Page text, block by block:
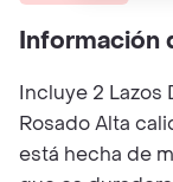
Información
Incluye 2 Lazos
Rosado Alta
está hecha de